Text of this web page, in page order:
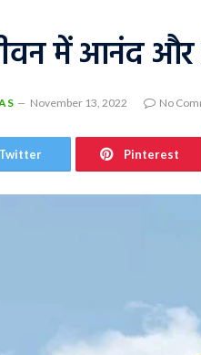
में आनंद और
November 13, 2022 No
Twitter Pinterest